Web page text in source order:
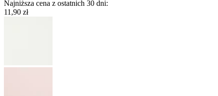
Najniższa cena z ostatnich 30 dni:
11,90 zł